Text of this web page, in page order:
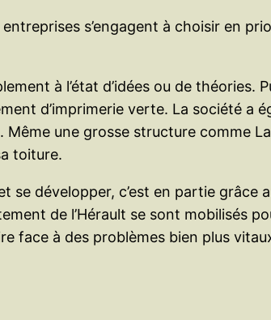
s’engagent à choisir en
à l’état d’idées ou de
d’imprimerie verte. La société a
Même une grosse structure comme
toiture.
se développer, c’est en partie grâce
de l’Hérault se sont mobilisés
face à des problèmes bien plus